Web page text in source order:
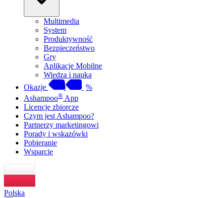
Multimedia
System
Produktywność
Bezpieczeństwo
Gry
Aplikacje Mobilne
Wiedza i nauka
Okazje
%
Ashampoo® App
Licencje zbiorcze
Czym jest Ashampoo?
Partnerzy marketingowi
Porady i wskazówki
Pobieranie
Wsparcie
Polska